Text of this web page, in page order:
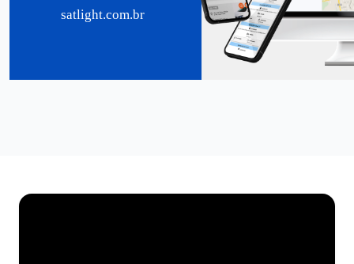
satlight.com.br